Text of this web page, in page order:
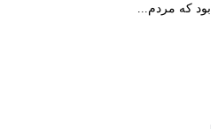
بود که مردم...